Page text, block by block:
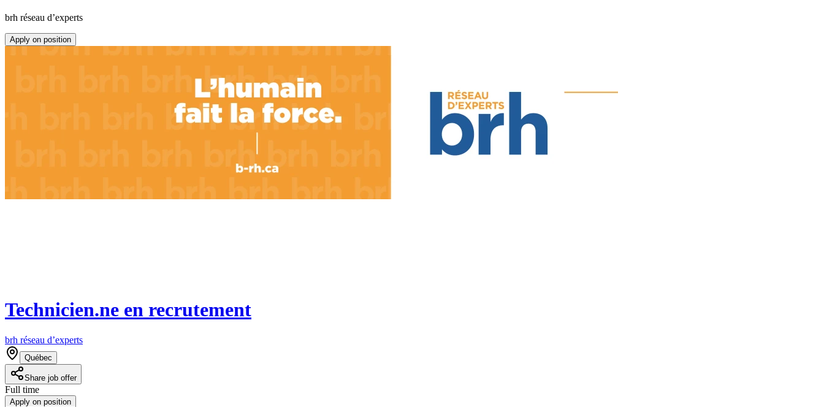
brh réseau d’experts
Apply on position
Technicien.ne en recrutement
brh réseau d’experts
Québec
Share job offer
Full time
Apply on position